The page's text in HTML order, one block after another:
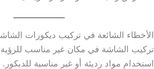
الأخطاء الشائعة في تركيب ديكورات
تركيب الشاشة في مكان غير مناسب
استخدام مواد رديئة أو غير مناسبة للديكور.